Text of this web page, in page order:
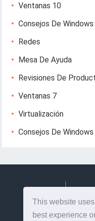
This website
best experience
Ventanas 10
Consejos De Windows
Redes
Mesa De Ayuda
Revisiones De
Ventanas 7
Virtualización
Consejos De